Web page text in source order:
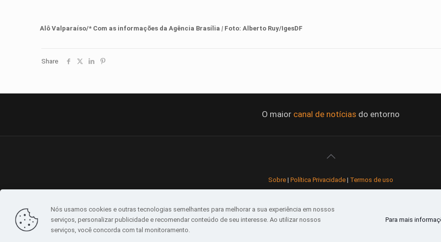
Alô Valparaíso/* Com as informações daAgência Brasília | Foto: Alberto Ruy/IgesDF
Share
O maior canal de notícias do entorno
Sobre | Política Privacidade | Termos de uso
Nós usamos cookies e outras tecnologias semelhantes para melhorar a sua experiência em nossos
serviços, personalizar publicidade e recomendar conteúdo de seu interesse. Ao utilizar nossos
serviços, você concorda com tal monitoramento.
Para mais